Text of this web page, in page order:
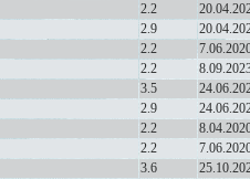
2.2
2.9
2.2
2.2
3.5
2.9
2.2
2.2
3.6